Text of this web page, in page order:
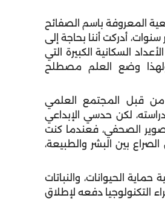
المعروفة باسم الصفائح
أدركت أننا بحاجة إلى
السكانية الكبيرة التي
ولهذا وضع العلم مصطلح
من قبل المجتمع العلمي
لكن حدسي الإبداعي
إليه هو التصوير الصحفي، فعندما كنت
بين البشر والطبيعة،
الحيوانات، والنباتات
التكنولوجيا دفعه لإطلاق